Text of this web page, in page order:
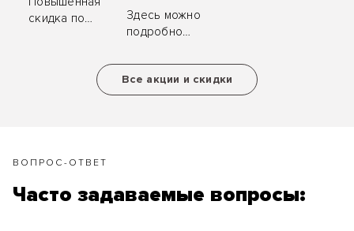
скидка по
рекомендацию.
«ZYM
Мебель»
Здесь можно
подробно
с условиями
акций и
скидок.
Все акции и скидки
ВОПРОС-ОТВЕТ
Часто задаваемые вопросы: